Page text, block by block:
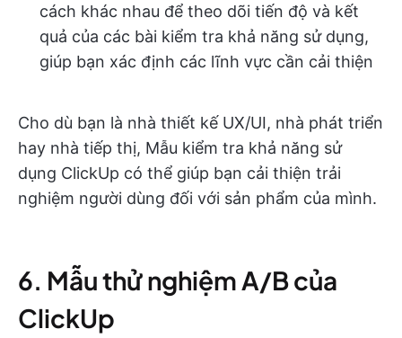
cách khác nhau để theo dõi tiến độ và kết
quả của các bài kiểm tra khả năng sử dụng,
giúp bạn xác định các lĩnh vực cần cải thiện
Cho dù bạn là nhà thiết kế UX/UI, nhà phát triển
hay nhà tiếp thị, Mẫu kiểm tra khả năng sử
dụng ClickUp có thể giúp bạn cải thiện trải
nghiệm người dùng đối với sản phẩm của mình.
6. Mẫu thử nghiệm A/B của
ClickUp